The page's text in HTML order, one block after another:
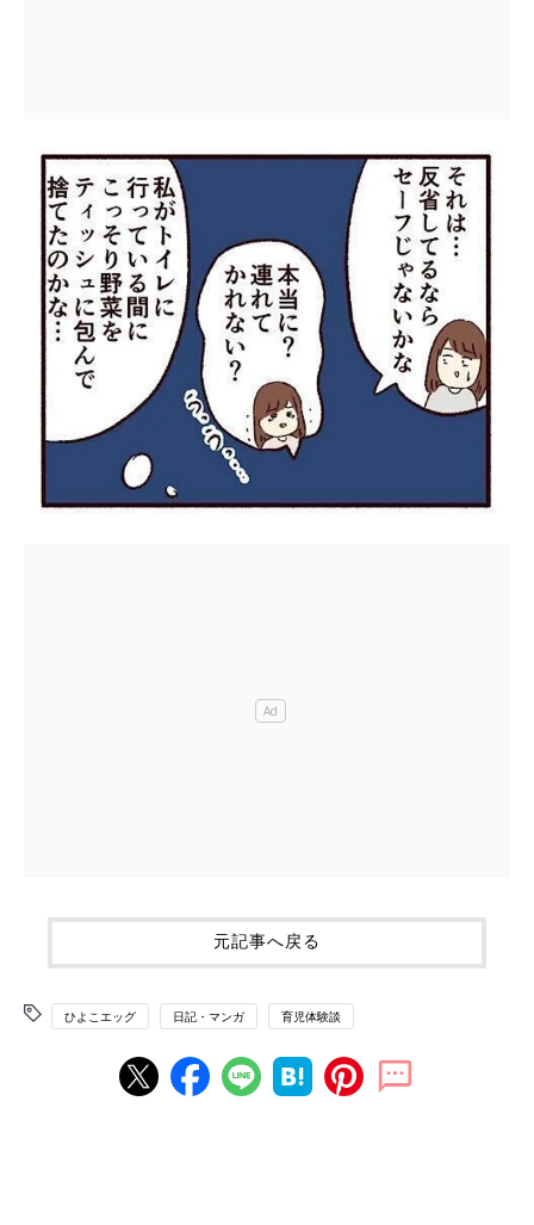
元記事へ戻る
ひよこエッグ 日記・マンガ 育児体験談